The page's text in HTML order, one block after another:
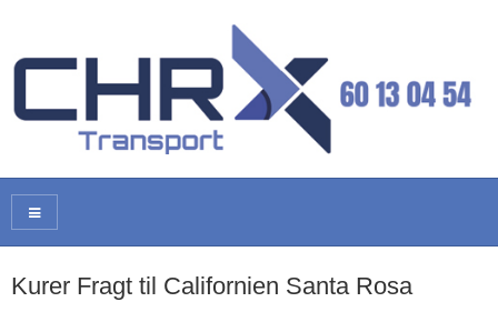
Kurer Fragt til Californien Santa Rosa